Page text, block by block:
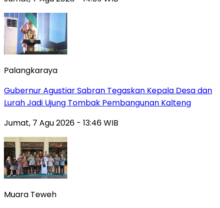
Palangkaraya
Gubernur Agustiar Sabran Tegaskan Kepala Desa dan
Lurah Jadi Ujung Tombak Pembangunan Kalteng
Jumat, 7 Agu 2026 - 13:46 WIB
Muara Teweh